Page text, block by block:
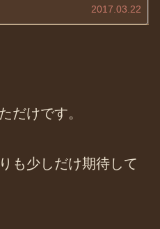
2017.03.22
だけです。
も少しだけ期待して